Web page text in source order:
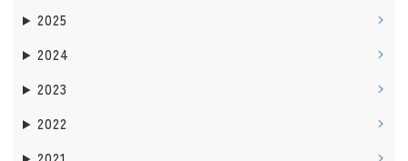
2025
2024
2023
2022